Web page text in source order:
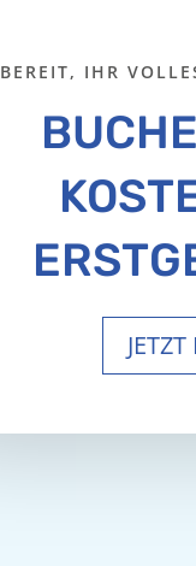
BEREIT, IHR